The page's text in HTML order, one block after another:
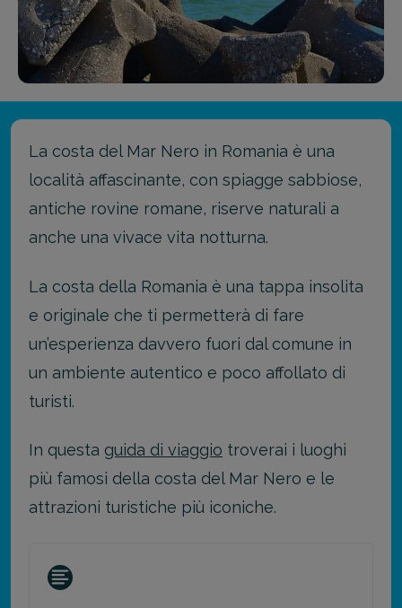
La costa del Mar Nero in Romania è una
località affascinante, con spiagge sabbiose,
antiche rovine romane, riserve naturali a
anche una vivace vita notturna.
La costa della Romania è una tappa insolita
e originale che ti permetterà di fare
un’esperienza davvero fuori dal comune in
un ambiente autentico e poco affollato di
turisti.
In questa guida di viaggio troverai i luoghi
più famosi della costa del Mar Nero e le
attrazioni turistiche più iconiche.